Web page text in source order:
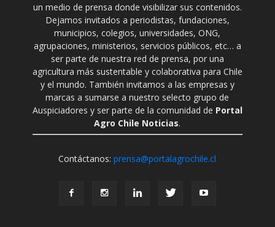
un medio de prensa donde visibilizar sus contenidos.
Dejamos invitados a periodistas, fundaciones,
municipios, colegios, universidades, ONG,
agrupaciones, ministerios, servicios públicos, etc… a
ser parte de nuestra red de prensa, por una
agricultura más sustentable y colaborativa para Chile
y el mundo. También invitamos a las empresas y
marcas a sumarse a nuestro selecto grupo de
Auspiciadores y ser parte de la comunidad de Portal
Agro Chile Noticias.
Contáctanos:prensa@portalagrochile.cl